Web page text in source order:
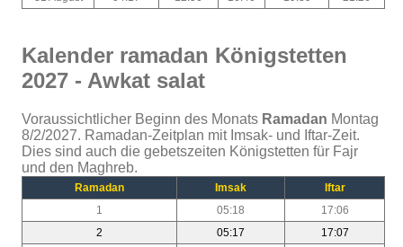
Kalender ramadan Königstetten
2027 - Awkat salat
Voraussichtlicher Beginn des Monats Ramadan Montag
8/2/2027. Ramadan-Zeitplan mit Imsak- und Iftar-Zeit.
Dies sind auch die gebetszeiten Königstetten für Fajr
und den Maghreb.
Ramadan Imsak
Iftar
1
05:18
17:06
2
05:17
17:07